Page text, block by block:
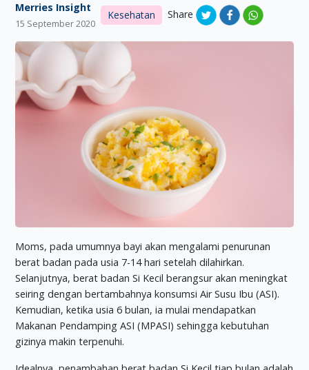
Merries Insight
15 September 2020
Kesehatan Share
Moms, pada umumnya bayi akan mengalami penurunan
berat badan pada usia 7-14 hari setelah dilahirkan.
Selanjutnya, berat badan Si Kecil berangsur akan meningkat
seiring dengan bertambahnya konsumsi Air Susu Ibu (ASI).
Kemudian, ketika usia 6 bulan, ia mulai mendapatkan
Makanan Pendamping ASI (MPASI) sehingga kebutuhan
gizinya makin terpenuhi.